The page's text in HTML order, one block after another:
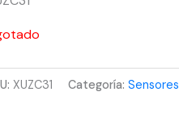
XUZC31 Categoría: Sensores